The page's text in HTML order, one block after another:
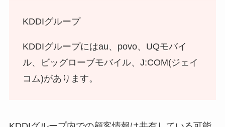
KDDIグループ
KDDIグループにはau、povo、UQモバイ
ル、ビッグローブモバイル、J:COM(ジェイ
コム)があります。